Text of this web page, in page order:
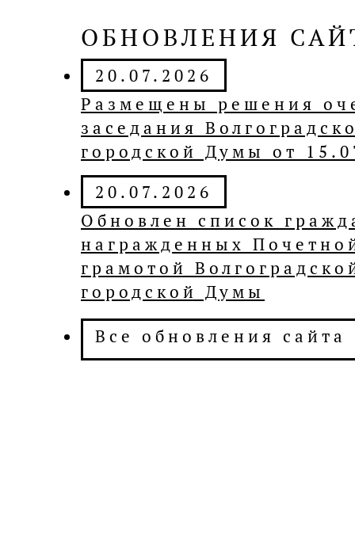
ОБНОВЛЕНИЯ
20.07.2026
Размещены решения
заседания
городской Думы от
20.07.2026
Обновлен список
награжденных
грамотой
городской Думы
Все обновления cайта